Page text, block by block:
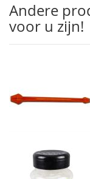
Andere
voor u zijn!